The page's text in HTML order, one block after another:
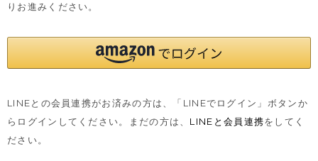
りお進みください。
LINEとの会員連携がお済みの方は、「LINEでログイン」ボタンか
らログインしてください。まだの方は、 LINEと会員連携をしてく
ださい。